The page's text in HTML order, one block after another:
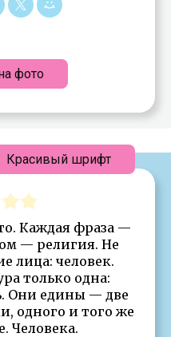
фото
Каждая фраза —
— религия. Не
лица: человек.
только одна:
Они едины — две
одного и того же
Человека.
Красивый шрифт